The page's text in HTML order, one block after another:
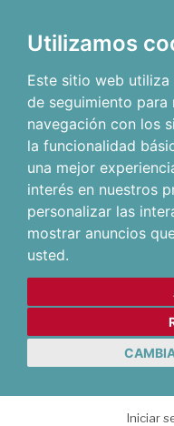
Utilizamos
Este sitio web
de seguimiento para
navegación con los
la funcionalidad
una mejor
interés en nuestros
personalizar las
mostrar anuncios
usted.
Iniciar